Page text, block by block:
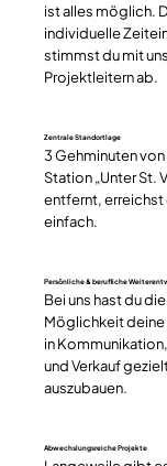
ist alles möglich.
individuelle
stimmst du mit
Projektleitern ab.
Zentrale Standortlage
3 Gehminuten
Station „Unter St.
entfernt, erreichst
einfach.
Persönliche & berufliche
Bei uns hast du die
Möglichkeit
in
und Verkauf
auszubauen.
Abwechslungsreiche Projekte